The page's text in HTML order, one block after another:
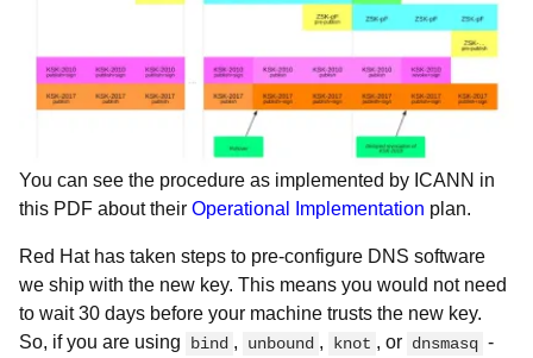
You can see the procedure as implemented by ICANN in
this PDF about their Operational Implementation plan.
Red Hat has taken steps to pre-configure DNS software
we ship with the new key. This means you would not need
to wait 30 days before your machine trusts the new key.
So, if you are using
bind , unbound , knot , or dnsmasq -